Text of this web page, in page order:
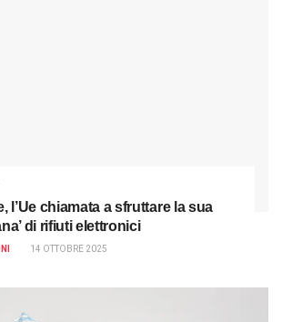
l’Ue chiamata a sfruttare la sua
di rifiuti elettronici
14 OTTOBRE 2025